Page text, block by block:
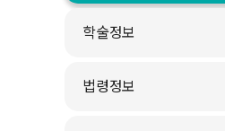
학술정보
법령정보